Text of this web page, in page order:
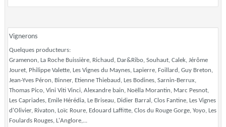
Vignerons
Quelques producteurs:
Gramenon, La Roche Buissière, Richaud, Dar&Ribo, Souhaut, Calek, Jérôme
Jouret, Philippe Valette, Les Vignes du Maynes, Lapierre, Foillard, Guy Breton,
Jean-Yves Péron, Binner, Etienne Thiebaud, Les Bodines, Sarnin-Berrux,
Thomas Pico, Vini Viti Vinci, Alexandre bain, Noëlla Morantin, Marc Pesnot,
Les Capriades, Emile Hérédia, Le Briseau, Didier Barral, Clos Fantine, Les Vignes
d'Olivier, Rivaton, Loïc Roure, Edouard Laffitte, Clos du Rouge Gorge, Yoyo, Les
Foulards Rouges, L'Anglore,...